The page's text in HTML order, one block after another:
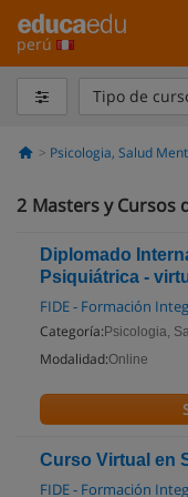
perú
Tipo de
Psicologia, Salud
2 Masters y Cursos
Diplomado
Psiquiátrica -
FIDE - Formación
Categoría: Psicologia,
Modalidad:Online
Curso Virtual en
FIDE - Formación